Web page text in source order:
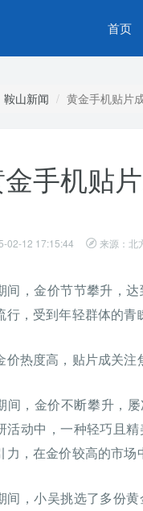
首页
鞍山新闻 黄金手机贴片
手机贴
02-12 17:15:44 来源：北
间，金价节节攀升，
行，受到年轻群体的青
价热度高，贴片成关注
间，金价不断攀升，
活动中，一种轻巧且
力，在金价较高的市场
间，小吴挑选了多份